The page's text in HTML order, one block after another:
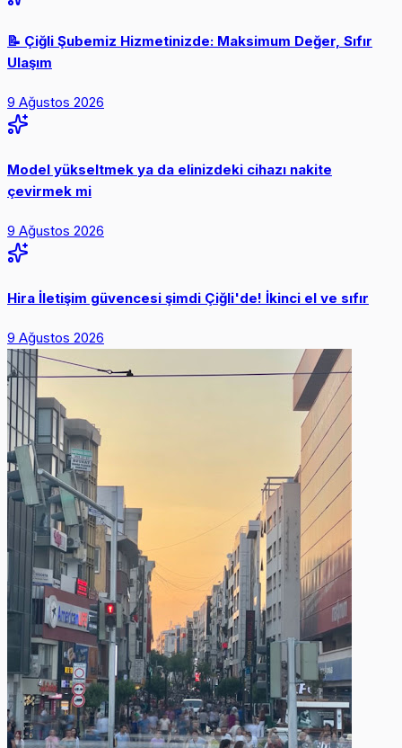
📝 Çiğli Şubemiz Hizmetinizde: Maksimum Değer, Sıfır
Ulaşım
9 Ağustos 2026
Model yükseltmek ya da elinizdeki cihazı nakite
çevirmek mi
9 Ağustos 2026
Hira İletişim güvencesi şimdi Çiğli'de! İkinci el ve sıfır
9 Ağustos 2026